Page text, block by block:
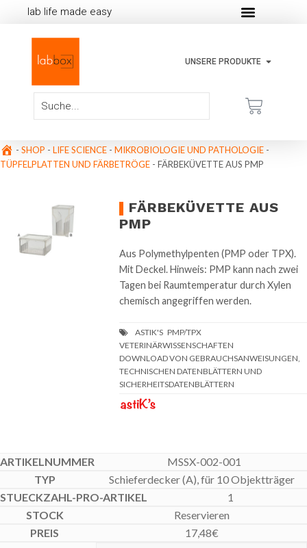
lab life made easy
UNSERE PRODUKTE
- SHOP - LIFE SCIENCE - MIKROBIOLOGIE UND PATHOLOGIE -
TÜPFELPLATTEN UND FÄRBETRÖGE - FÄRBEKÜVETTE AUS PMP
FÄRBEKÜVETTE AUS
PMP
Aus Polymethylpenten (PMP oder TPX).
Mit Deckel. Hinweis: PMP kann nach zwei
Tagen bei Raumtemperatur durch Xylen
chemisch angegriffen werden.
DOWNLOAD VON GEBRAUCHSANWEISUNGEN,
TECHNISCHEN DATENBLÄTTERN UND
SICHERHEITSDATENBLÄTTERN
MSSX-002-001
Schieferdecker (A), für 10 Objektträger
1
Reservieren
17,48€